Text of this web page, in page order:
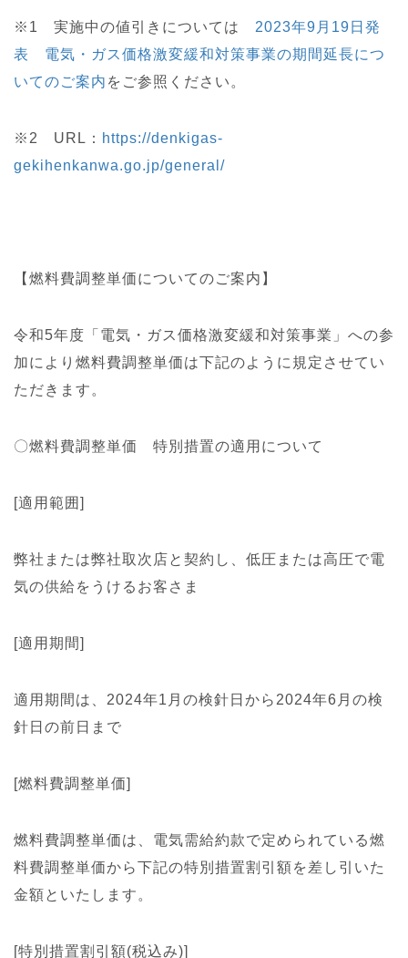
※1 実施中の値引きについては 2023年9月19日発
表 電気・ガス価格激変緩和対策事業の期間延長につ
いてのご案内 をご参照ください。
※2 URL： https://denkigas-
gekihenkanwa.go.jp/general/
【燃料費調整単価についてのご案内】
令和5年度「電気・ガス価格激変緩和対策事業」への参
加により燃料費調整単価は下記のように規定させてい
ただきます。
〇燃料費調整単価 特別措置の適用について
[適用範囲]
弊社または弊社取次店と契約し、低圧または高圧で電
気の供給をうけるお客さま
[適用期間]
適用期間は、2024年1月の検針日から2024年6月の検
針日の前日まで
[燃料費調整単価]
燃料費調整単価は、電気需給約款で定められている燃
料費調整単価から下記の特別措置割引額を差し引いた
金額といたします。
[特別措置割引額(税込み)]